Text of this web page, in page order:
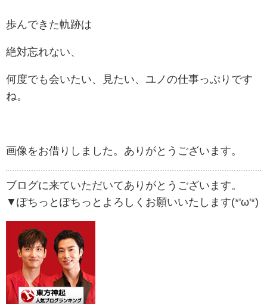
歩んできた軌跡は
絶対忘れない、
何度でも会いたい、見たい、ユノの仕事っぷりです
ね。
画像をお借りしました。ありがとうございます。
ブログに来ていただいてありがとうございます。
▼ぽちっとぽちっとよろしくお願いいたします(*'ω'*)